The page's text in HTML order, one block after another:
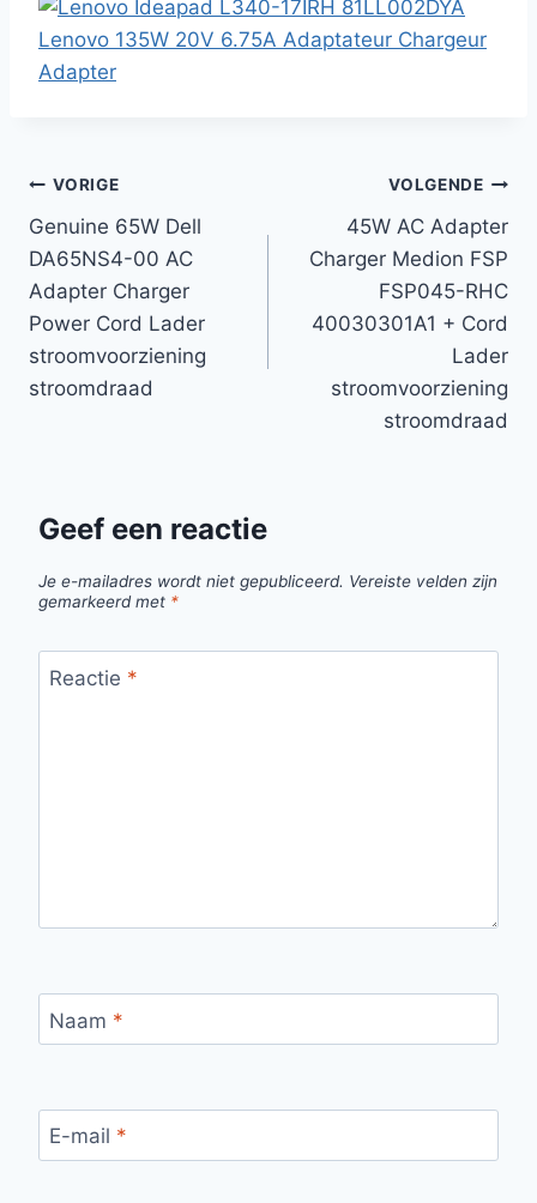
Bericht
navigatie
VORIGE
Genuine 65W Dell
DA65NS4-00 AC
Adapter Charger
Power Cord Lader
stroomvoorziening
stroomdraad
VOLGENDE
45W AC Adapter
Charger Medion FSP
FSP045-RHC
40030301A1 + Cord
Lader
stroomvoorziening
stroomdraad
Geef een reactie
Je e-mailadres wordt niet gepubliceerd. Vereiste velden zijn
gemarkeerd met *
Reactie *
Naam *
E-mail *